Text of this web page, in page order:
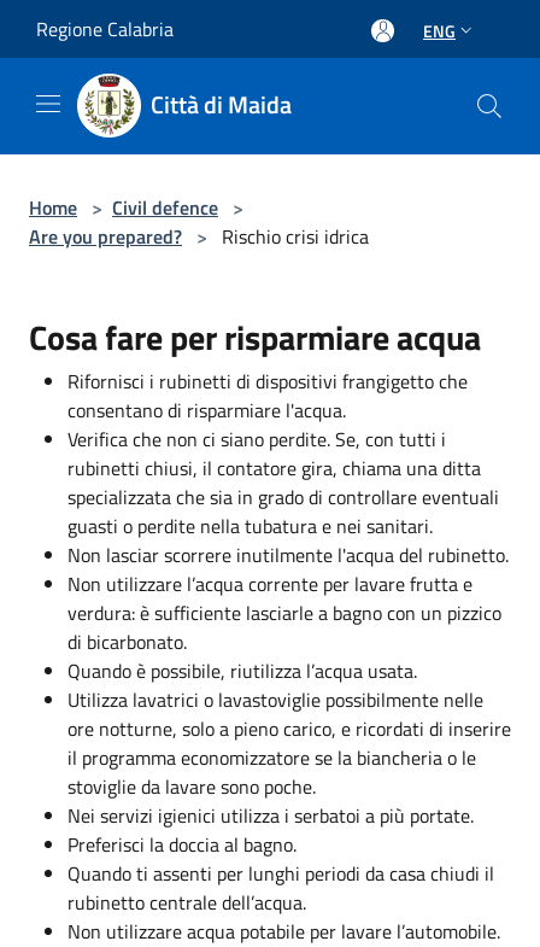
Regione Calabria ENG
Città di Maida
Home > Civil defence >
Are you prepared? > Rischio crisi idrica
Cosa fare per risparmiare acqua
Rifornisci i rubinetti di dispositivi frangigetto che
consentano di risparmiare l'acqua.
Verifica che non ci siano perdite. Se, con tutti i
rubinetti chiusi, il contatore gira, chiama una ditta
specializzata che sia in grado di controllare eventuali
guasti o perdite nella tubatura e nei sanitari.
Non lasciar scorrere inutilmente l'acqua del rubinetto.
Non utilizzare l’acqua corrente per lavare frutta e
verdura: è sufficiente lasciarle a bagno con un pizzico
di bicarbonato.
Quando è possibile, riutilizza l’acqua usata.
Utilizza lavatrici o lavastoviglie possibilmente nelle
ore notturne, solo a pieno carico, e ricordati di inserire
il programma economizzatore se la biancheria o le
stoviglie da lavare sono poche.
Nei servizi igienici utilizza i serbatoi a più portate.
Preferisci la doccia al bagno.
Quando ti assenti per lunghi periodi da casa chiudi il
rubinetto centrale dell’acqua.
Non utilizzare acqua potabile per lavare l’automobile.